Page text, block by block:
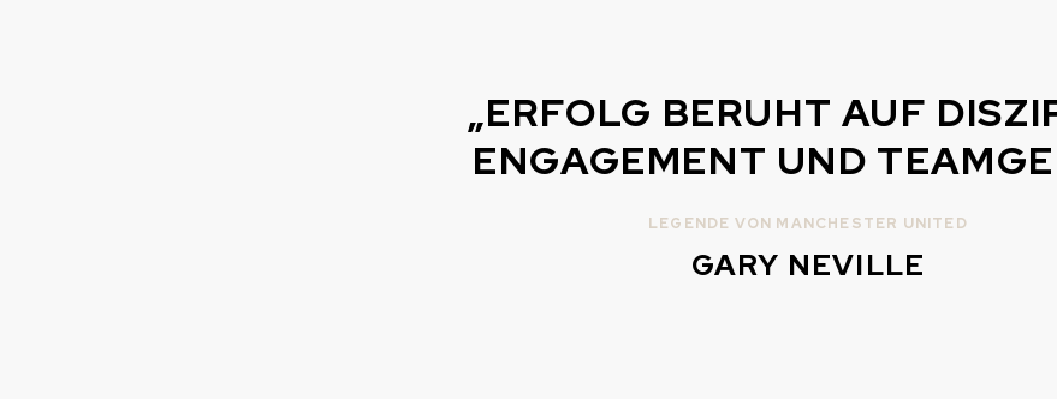
„ERFOLG BERUHT AUF
ENGAGEMENT UND
LEGENDE VON MANCHESTER UNITED
GARY NEVILLE